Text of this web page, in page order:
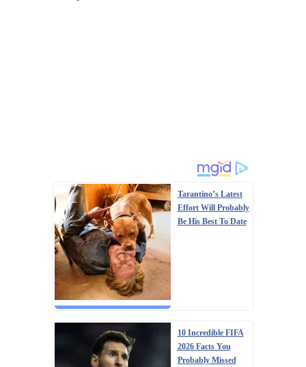
Tarantino’s Latest
Effort Will Probably
Be His Best To Date
10 Incredible FIFA
2026 Facts You
Probably Missed